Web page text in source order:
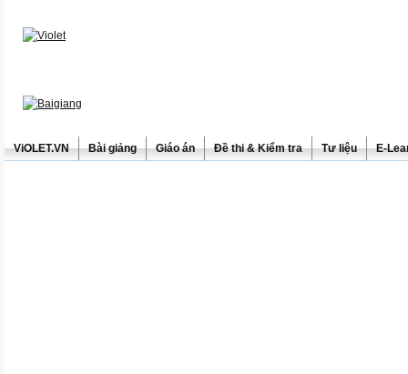
ViOLET.VN Bài giảng Giáo án Đề thi & Kiểm tra Tư liệu E-